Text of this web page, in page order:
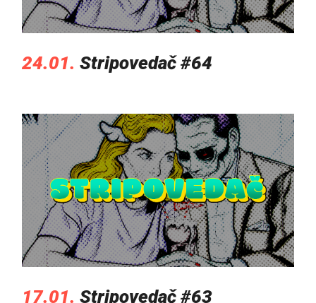
24.01. Stripovedač #64
17.01. Stripovedač #63